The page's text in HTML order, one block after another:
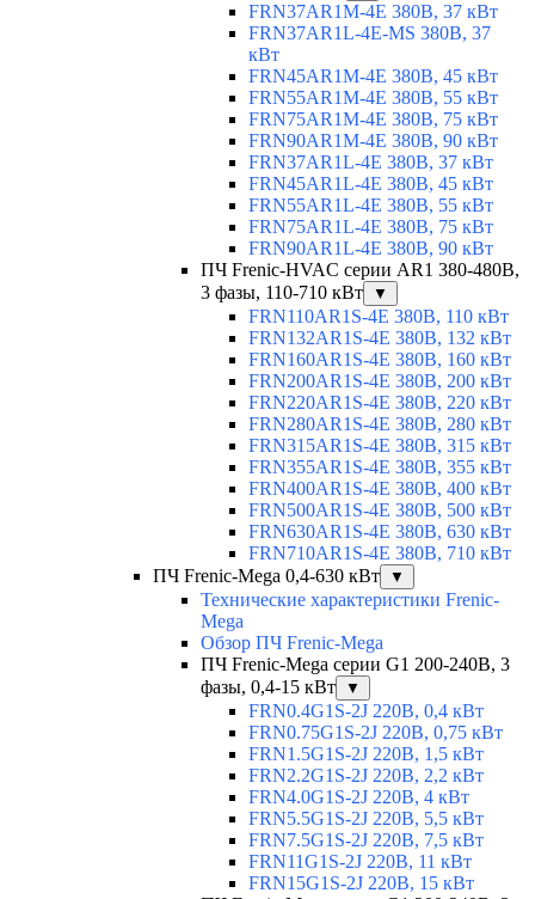
FRN37AR1M-4E 380В, 37 кВт
FRN37AR1L-4E-MS 380В, 37
кВт
FRN45AR1M-4E 380В, 45 кВт
FRN55AR1M-4E 380В, 55 кВт
FRN75AR1M-4E 380В, 75 кВт
FRN90AR1M-4E 380В, 90 кВт
FRN37AR1L-4E 380В, 37 кВт
FRN45AR1L-4E 380В, 45 кВт
FRN55AR1L-4E 380В, 55 кВт
FRN75AR1L-4E 380В, 75 кВт
FRN90AR1L-4E 380В, 90 кВт
ПЧ Frenic-HVAC серии AR1 380-480В,
3 фазы, 110-710 кВт
▼
FRN110AR1S-4E 380В, 110 кВт
FRN132AR1S-4E 380В, 132 кВт
FRN160AR1S-4E 380В, 160 кВт
FRN200AR1S-4E 380В, 200 кВт
FRN220AR1S-4E 380В, 220 кВт
FRN280AR1S-4E 380В, 280 кВт
FRN315AR1S-4E 380В, 315 кВт
FRN355AR1S-4E 380В, 355 кВт
FRN400AR1S-4E 380В, 400 кВт
FRN500AR1S-4E 380В, 500 кВт
FRN630AR1S-4E 380В, 630 кВт
FRN710AR1S-4E 380В, 710 кВт
ПЧ Frenic-Mega 0,4-630 кВт
▼
Технические характеристики Frenic-
Mega
Обзор ПЧ Frenic-Mega
ПЧ Frenic-Mega серии G1 200-240В, 3
фазы, 0,4-15 кВт
▼
FRN0.4G1S-2J 220В, 0,4 кВт
FRN0.75G1S-2J 220В, 0,75 кВт
FRN1.5G1S-2J 220В, 1,5 кВт
FRN2.2G1S-2J 220В, 2,2 кВт
FRN4.0G1S-2J 220В, 4 кВт
FRN5.5G1S-2J 220В, 5,5 кВт
FRN7.5G1S-2J 220В, 7,5 кВт
FRN11G1S-2J 220В, 11 кВт
FRN15G1S-2J 220В, 15 кВт